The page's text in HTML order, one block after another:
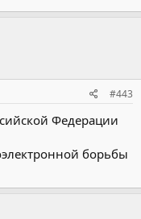
#443
Федерации
борьбы